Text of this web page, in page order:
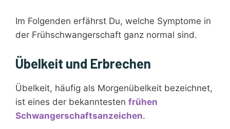
Im Folgenden erfährst Du, welche Symptome in
der Frühschwangerschaft ganz normal sind.
Übelkeit und Erbrechen
Übelkeit, häufig als Morgenübelkeit bezeichnet,
ist eines der bekanntesten frühen
Schwangerschaftsanzeichen.